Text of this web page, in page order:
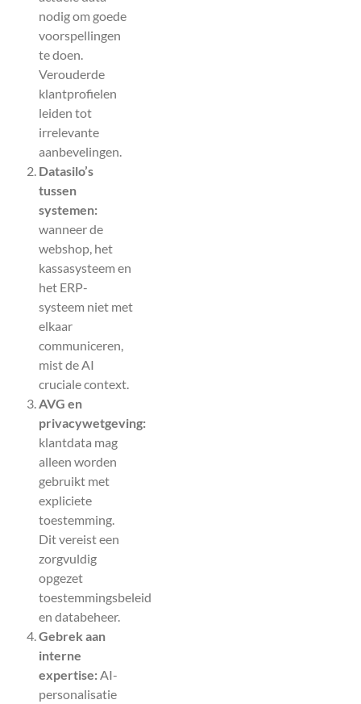
nodig om goede
voorspellingen
te doen.
Verouderde
klantprofielen
leiden tot
irrelevante
aanbevelingen.
Datasilo’s
tussen
systemen:
wanneer de
webshop, het
kassasysteem en
het ERP-
systeem niet met
elkaar
communiceren,
mist de AI
cruciale context.
AVG en
privacywetgeving:
klantdata mag
alleen worden
gebruikt met
expliciete
toestemming.
Dit vereist een
zorgvuldig
opgezet
toestemmingsbeleid
en databeheer.
Gebrek aan
interne
expertise:AI-
personalisatie